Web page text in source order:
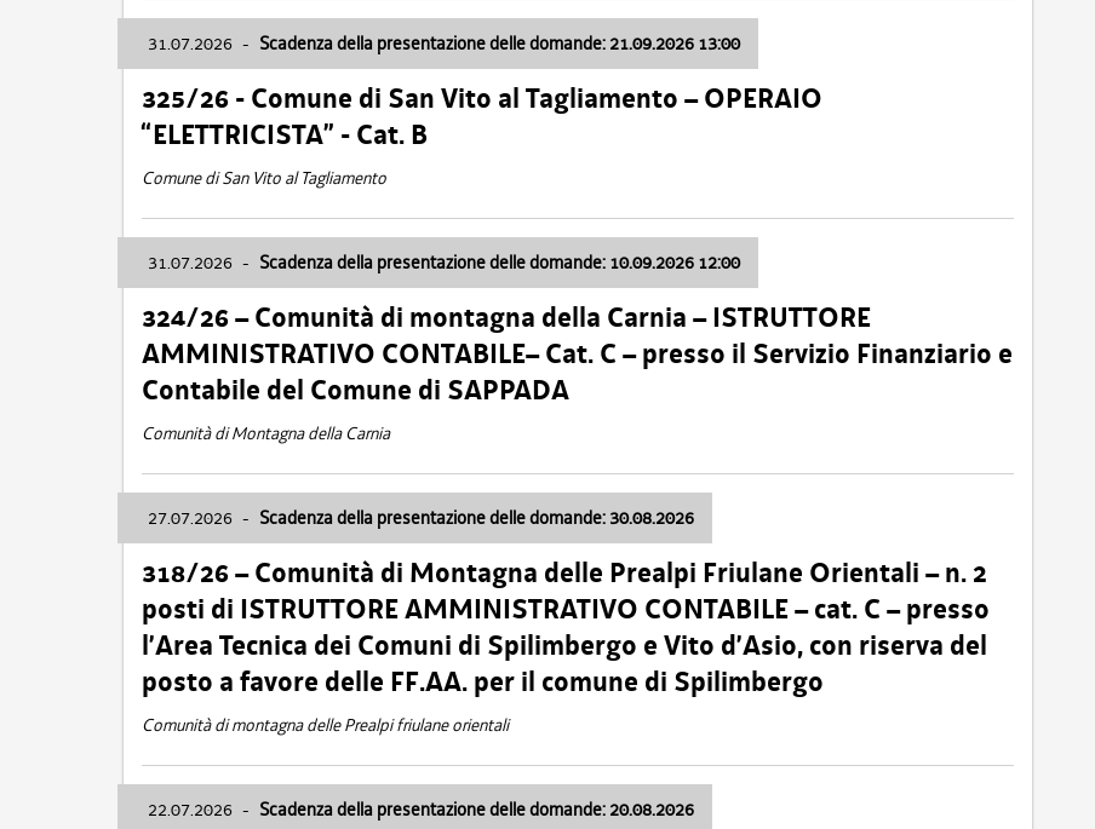
31.07.2026 - Scadenza della presentazione delle domande: 21.09.2026 13:00
325/26 - Comune di San Vito al Tagliamento – OPERAIO
“ELETTRICISTA” - Cat. B
Comune di San Vito al Tagliamento
31.07.2026 - Scadenza della presentazione delle domande: 10.09.2026 12:00
324/26 – Comunità di montagna della Carnia – ISTRUTTORE
AMMINISTRATIVO CONTABILE– Cat. C – presso il Servizio Finanziario e
Contabile del Comune di SAPPADA
Comunità di Montagna della Carnia
27.07.2026 - Scadenza della presentazione delle domande: 30.08.2026
318/26 – Comunità di Montagna delle Prealpi Friulane Orientali – n. 2
posti di ISTRUTTORE AMMINISTRATIVO CONTABILE – cat. C – presso
l’Area Tecnica dei Comuni di Spilimbergo e Vito d’Asio, con riserva del
posto a favore delle FF.AA. per il comune di Spilimbergo
Comunità di montagna delle Prealpi friulane orientali
22.07.2026 - Scadenza della presentazione delle domande: 20.08.2026